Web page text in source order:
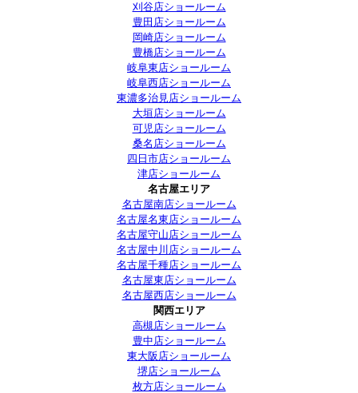
刈谷店ショールーム
豊田店ショールーム
岡崎店ショールーム
豊橋店ショールーム
岐阜東店ショールーム
岐阜西店ショールーム
東濃多治見店ショールーム
大垣店ショールーム
可児店ショールーム
桑名店ショールーム
四日市店ショールーム
津店ショールーム
名古屋エリア
名古屋南店ショールーム
名古屋名東店ショールーム
名古屋守山店ショールーム
名古屋中川店ショールーム
名古屋千種店ショールーム
名古屋東店ショールーム
名古屋西店ショールーム
関西エリア
高槻店ショールーム
豊中店ショールーム
東大阪店ショールーム
堺店ショールーム
枚方店ショールーム